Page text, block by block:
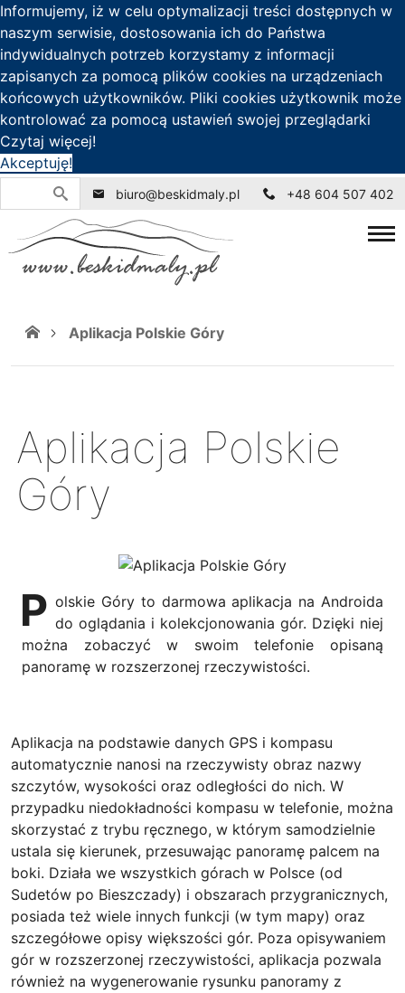
Informujemy, iż w celu optymalizacji treści dostępnych w
naszym serwisie, dostosowania ich do Państwa
indywidualnych potrzeb korzystamy z informacji
zapisanych za pomocą plików cookies na urządzeniach
końcowych użytkowników. Pliki cookies użytkownik może
kontrolować za pomocą ustawień swojej przeglądarki
Czytaj więcej!
Akceptuję!
biuro@beskidmaly.pl +48 604 507 402
Aplikacja Polskie Góry
Aplikacja Polskie
Góry
P olskie Góry to darmowa aplikacja na Androida
do oglądania i kolekcjonowania gór. Dzięki niej
można zobaczyć w swoim telefonie opisaną
panoramę w rozszerzonej rzeczywistości.
Aplikacja na podstawie danych GPS i kompasu
automatycznie nanosi na rzeczywisty obraz nazwy
szczytów, wysokości oraz odległości do nich. W
przypadku niedokładności kompasu w telefonie, można
skorzystać z trybu ręcznego, w którym samodzielnie
ustala się kierunek, przesuwając panoramę palcem na
boki. Działa we wszystkich górach w Polsce (od
Sudetów po Bieszczady) i obszarach przygranicznych,
posiada też wiele innych funkcji (w tym mapy) oraz
szczegółowe opisy większości gór. Poza opisywaniem
gór w rozszerzonej rzeczywistości, aplikacja pozwala
również na wygenerowanie rysunku panoramy z